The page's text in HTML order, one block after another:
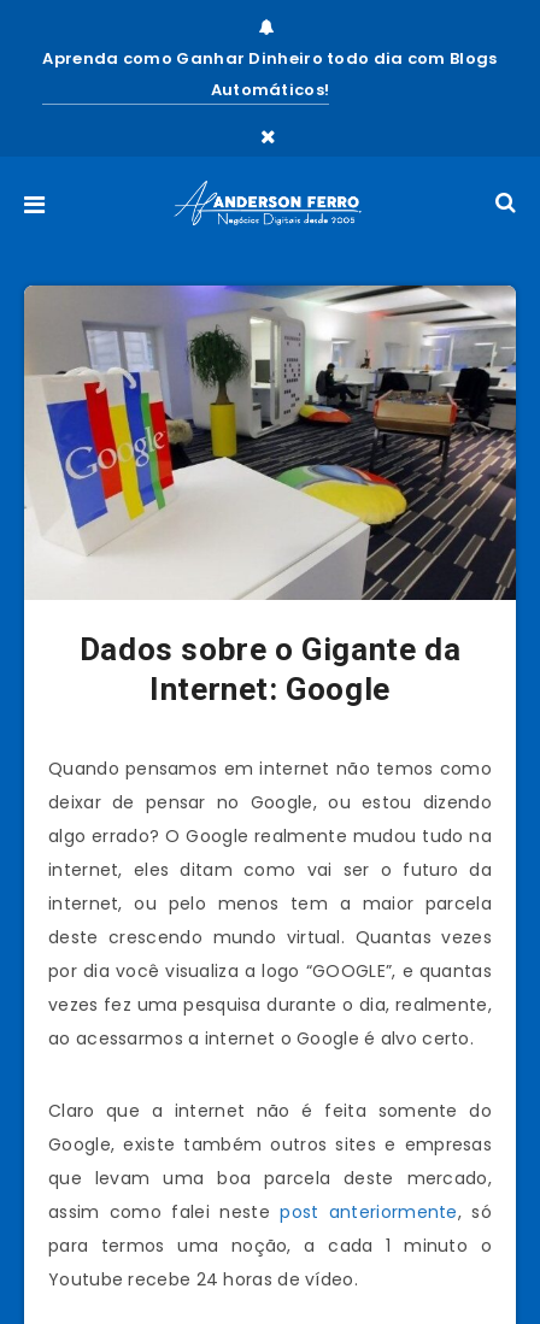
Aprenda como Ganhar Dinheiro todo dia com Blogs
Automáticos!
Dados sobre o Gigante da
Internet: Google
Quando pensamos em internet não temos como
deixar de pensar no Google, ou estou dizendo
algo errado? O Google realmente mudou tudo na
internet, eles ditam como vai ser o futuro da
internet, ou pelo menos tem a maior parcela
deste crescendo mundo virtual. Quantas vezes
por dia você visualiza a logo “GOOGLE”, e quantas
vezes fez uma pesquisa durante o dia, realmente,
ao acessarmos a internet o Google é alvo certo.
Claro que a internet não é feita somente do
Google, existe também outros sites e empresas
que levam uma boa parcela deste mercado,
assim como falei nestepost anteriormente, só
para termos uma noção, a cada 1 minuto o
Youtube recebe 24 horas de vídeo.